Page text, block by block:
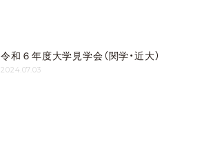
令和６年度大学見学会（関学・近大）
2024.07.03